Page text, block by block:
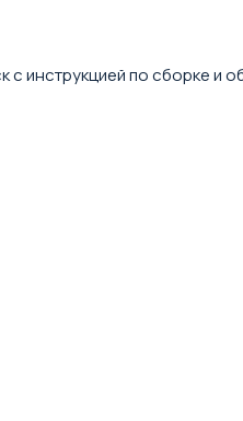
с инструкцией по сборке